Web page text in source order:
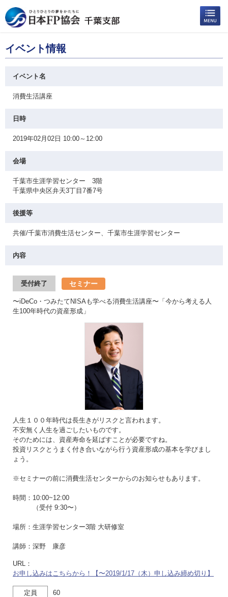
イベント情報
イベント名
消費生活講座
日時
2019年02月02日 10:00～12:00
会場
千葉市生涯学習センター 3階
千葉県中央区弁天3丁目7番7号
後援等
共催/千葉市消費生活センター、千葉市生涯学習センター
内容
受付終了 セミナー
〜iDeCo・つみたてNISAも学べる消費生活講座〜「今から考える人
生100年時代の資産形成」
人生１００年時代は長生きがリスクと言われます。
不安無く人生を過ごしたいものです。
そのためには、資産寿命を延ばすことが必要ですね。
投資リスクとうまく付き合いながら行う資産形成の基本を学びまし
ょう。
※セミナーの前に消費生活センターからのお知らせもあります。
時間：10:00~12:00
（受付 9:30〜）
場所：生涯学習センター3階 大研修室
講師：深野 康彦
URL：
お申し込みはこちらから！【〜2019/1/17（木）申し込み締め切り】
定員 60